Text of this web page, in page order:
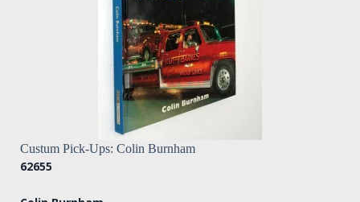
Custum Pick-Ups: Colin Burnham
62655